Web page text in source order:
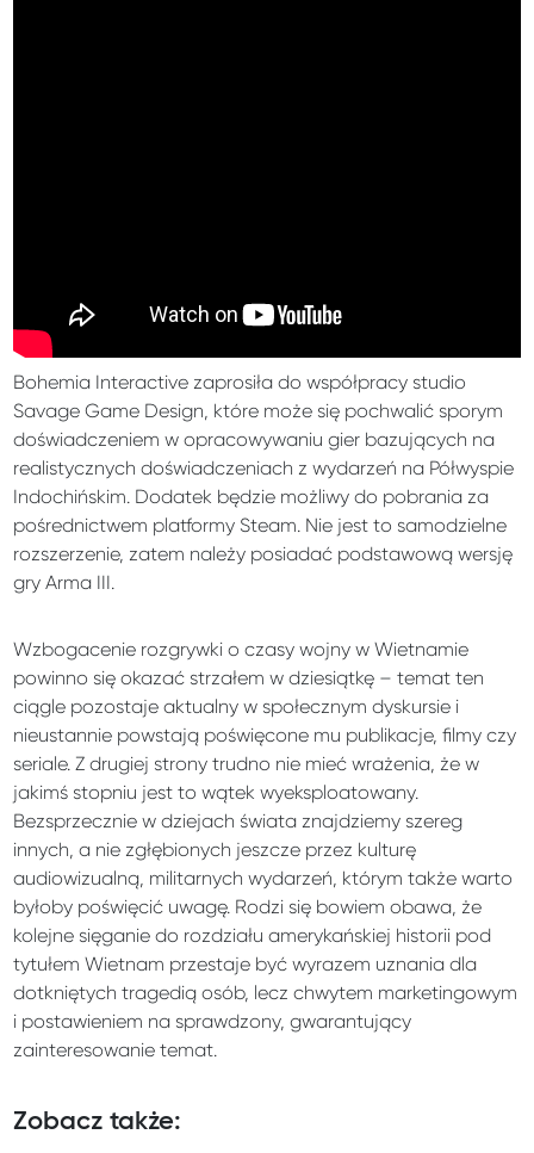
Bohemia Interactive zaprosiła do współpracy studio
Savage Game Design, które może się pochwalić sporym
doświadczeniem w opracowywaniu gier bazujących na
realistycznych doświadczeniach z wydarzeń na Półwyspie
Indochińskim. Dodatek będzie możliwy do pobrania za
pośrednictwem platformy Steam. Nie jest to samodzielne
rozszerzenie, zatem należy posiadać podstawową wersję
gry Arma III.
Wzbogacenie rozgrywki o czasy wojny w Wietnamie
powinno się okazać strzałem w dziesiątkę – temat ten
ciągle pozostaje aktualny w społecznym dyskursie i
nieustannie powstają poświęcone mu publikacje, filmy czy
seriale. Z drugiej strony trudno nie mieć wrażenia, że w
jakimś stopniu jest to wątek wyeksploatowany.
Bezsprzecznie w dziejach świata znajdziemy szereg
innych, a nie zgłębionych jeszcze przez kulturę
audiowizualną, militarnych wydarzeń, którym także warto
byłoby poświęcić uwagę. Rodzi się bowiem obawa, że
kolejne sięganie do rozdziału amerykańskiej historii pod
tytułem Wietnam przestaje być wyrazem uznania dla
dotkniętych tragedią osób, lecz chwytem marketingowym
i postawieniem na sprawdzony, gwarantujący
zainteresowanie temat.
Zobacz także: